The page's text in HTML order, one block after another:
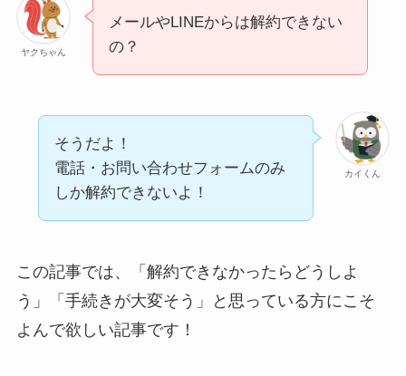
電話が繋がらない時の裏
解約できない？バロニー
を完全攻略
ヤクちゃん
メールやLINEからは解約できない
の？
カイくん
そうだよ！
電話・お問い合わせフォームのみ
しか解約できないよ！
この記事では、「解約できなかったらどうしよ
う」「手続きが大変そう」と思っている方にこそ
よんで欲しい記事です！